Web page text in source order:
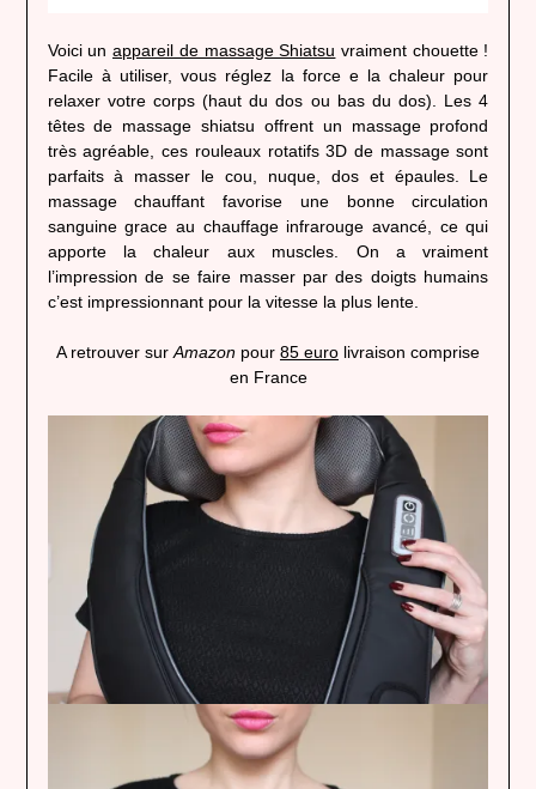
Voici unappareil de massage Shiatsu vraiment chouette !
Facile à utiliser, vous réglez la force e la chaleur pour
relaxer votre corps (haut du dos ou bas du dos). Les 4
têtes de massage shiatsu offrent un massage profond
très agréable, ces rouleaux rotatifs 3D de massage sont
parfaits à masser le cou, nuque, dos et épaules. Le
massage chauffant favorise une bonne circulation
sanguine grace au chauffage infrarouge avancé, ce qui
apporte la chaleur aux muscles. On a vraiment
l’impression de se faire masser par des doigts humains
c’est impressionnant pour la vitesse la plus lente.
A retrouver sur Amazon pour 85 euro livraison comprise
en France